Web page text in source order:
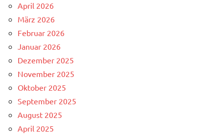
April 2026
März 2026
Februar 2026
Januar 2026
Dezember 2025
November 2025
Oktober 2025
September 2025
August 2025
April 2025